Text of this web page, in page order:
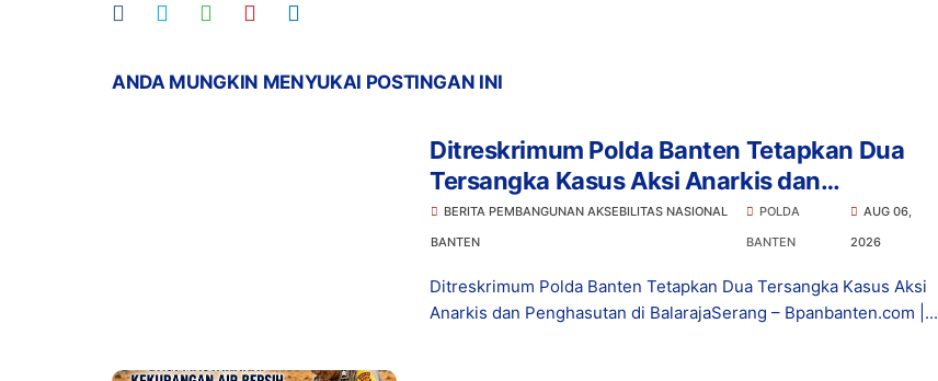
ANDA MUNGKIN MENYUKAI POSTINGAN INI
Ditreskrimum Polda Banten Tetapkan Dua
Tersangka Kasus Aksi Anarkis dan
Penghasutan di Balaraja
BERITA PEMBANGUNAN AKSEBILITAS NASIONAL
BANTEN
POLDA
BANTEN
AUG 06,
2026
Ditreskrimum Polda Banten Tetapkan Dua Tersangka Kasus Aksi
Anarkis dan Penghasutan di BalarajaSerang – Bpanbanten.com |...